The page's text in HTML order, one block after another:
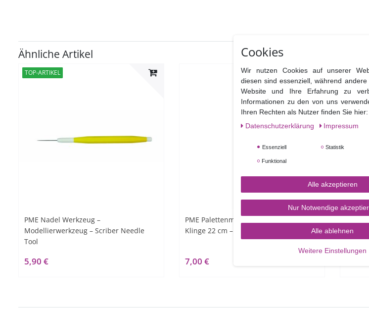
Ähnliche Artikel
TOP-ARTIKEL
PME Nadel Werkzeug –
Modellierwerkzeug – Scriber Needle
Tool
5,90 €
PME Palettenmesser mit verjüngter
Klinge 22 cm – Palette Knife Tapered
7,00 €
PME
– 2
Cookies
Wir nutzen Cookies auf unserer
diesen sind essenziell, während
Website und Ihre Erfahrung zu
Informationen zu den von uns
Ihren Rechten als Nutzer finden Sie hier:
Daten­schutz­erklärung
Impressum
Essenziell Statistik
Funktional
Alle akzeptieren
Nur Notwendige
Alle ablehnen
Weitere Einstellungen